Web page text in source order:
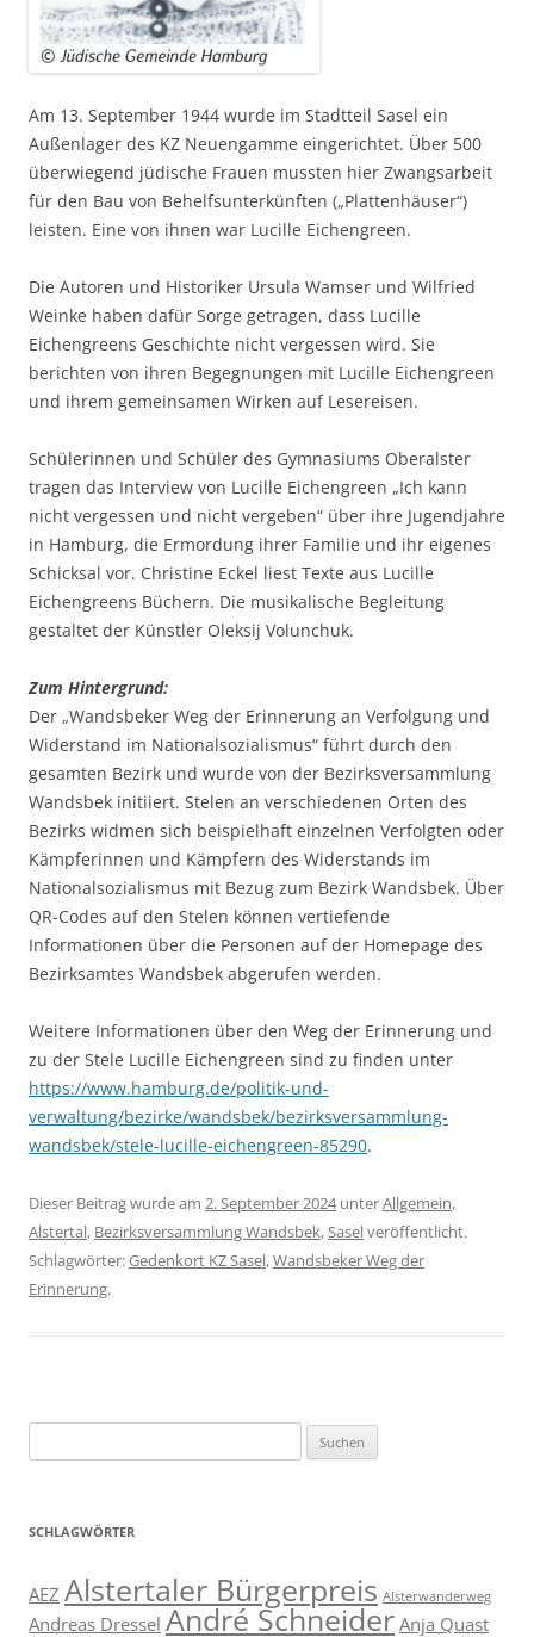
Am 13. September 1944 wurde im Stadtteil Sasel ein
Außenlager des KZ Neuengamme eingerichtet. Über 500
überwiegend jüdische Frauen mussten hier Zwangsarbeit
für den Bau von Behelfsunterkünften („Plattenhäuser“)
leisten. Eine von ihnen war Lucille Eichengreen.
Die Autoren und Historiker Ursula Wamser und Wilfried
Weinke haben dafür Sorge getragen, dass Lucille
Eichengreens Geschichte nicht vergessen wird. Sie
berichten von ihren Begegnungen mit Lucille Eichengreen
und ihrem gemeinsamen Wirken auf Lesereisen.
Schülerinnen und Schüler des Gymnasiums Oberalster
tragen das Interview von Lucille Eichengreen „Ich kann
nicht vergessen und nicht vergeben“ über ihre Jugendjahre
in Hamburg, die Ermordung ihrer Familie und ihr eigenes
Schicksal vor. Christine Eckel liest Texte aus Lucille
Eichengreens Büchern. Die musikalische Begleitung
gestaltet der Künstler Oleksij Volunchuk.
Zum Hintergrund:
Der „Wandsbeker Weg der Erinnerung an Verfolgung und
Widerstand im Nationalsozialismus“ führt durch den
gesamten Bezirk und wurde von der Bezirksversammlung
Wandsbek initiiert. Stelen an verschiedenen Orten des
Bezirks widmen sich beispielhaft einzelnen Verfolgten oder
Kämpferinnen und Kämpfern des Widerstands im
Nationalsozialismus mit Bezug zum Bezirk Wandsbek. Über
QR-Codes auf den Stelen können vertiefende
Informationen über die Personen auf der Homepage des
Bezirksamtes Wandsbek abgerufen werden.
Weitere Informationen über den Weg der Erinnerung und
zu der Stele Lucille Eichengreen sind zu finden unter
https://www.hamburg.de/politik-und-
verwaltung/bezirke/wandsbek/bezirksversammlung-
wandsbek/stele-lucille-eichengreen-85290.
Dieser Beitrag wurde am 2. September 2024unterAllgemein,
Alstertal, Bezirksversammlung Wandsbek,Saselveröffentlicht.
Schlagwörter:Gedenkort KZ Sasel,Wandsbeker Weg der
Erinnerung.
nach:
SCHLAGWÖRTER
AEZ Alstertaler Bürgerpreis Alsterwanderweg
Andreas Dressel André SchneiderAnja Quast